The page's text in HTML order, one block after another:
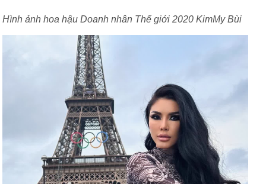
Hình ảnh hoa hậu Doanh nhân Thế giới 2020 KimMy Bùi